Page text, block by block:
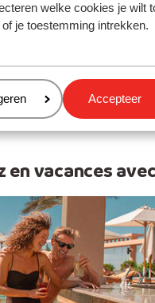
welke cookies je wilt
je toestemming intrekken.
Accepteer
en vacances